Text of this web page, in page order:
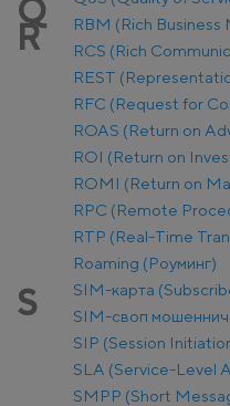
Q
R
RBM (Rich Business
RCS (Rich
REST
RFC (Request for
ROAS (Return on
ROI (Return on
ROMI (Return on
RPC (Remote
RTP (Real-Time
Roaming (Роуминг)
S
SIM-карта
SIM-своп
SIP (Session
SLA (Service-Level
SMPP (Short